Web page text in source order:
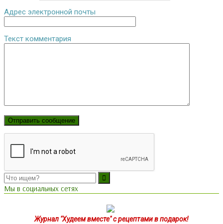
Адрес электронной почты
Текст комментария
Мы в социальных сетях
Журнал "Худеем вместе" с рецептами в подарок!